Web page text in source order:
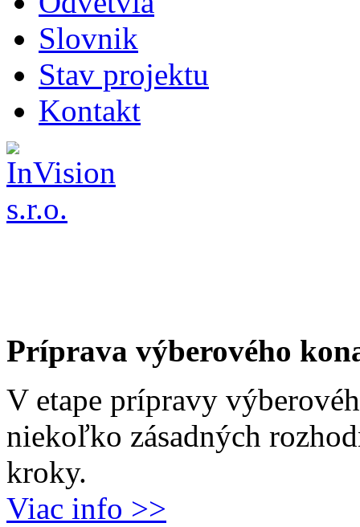
Slovnik
Stav projektu
Kontakt
Príprava výberového
V etape prípravy
niekoľko zásadných
kroky.
Viac info >>